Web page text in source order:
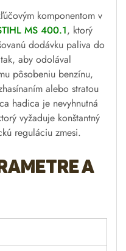
komponentom v
MS 400.1, ktorý
dodávku paliva do
aby odolával
pôsobeniu benzínu,
alebo stratou
hadica je nevyhnutná
vyžaduje konštantný
reguláciu zmesi.
a